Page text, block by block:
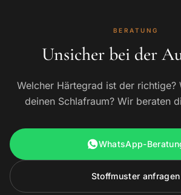
BERATUNG
Unsicher bei der
Welcher Härtegrad ist der richtige?
deinen Schlafraum? Wir beraten
WhatsApp-
Stoffmuster anfragen